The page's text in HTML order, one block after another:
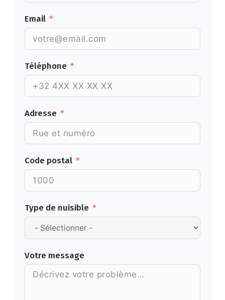
Email
Téléphone
Adresse
Code postal
Type de nuisible
Votre message